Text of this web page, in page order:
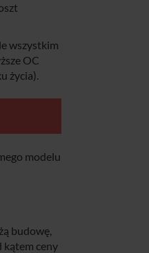
wszystkim
OC
życia).
modelu
budowę,
kątem ceny